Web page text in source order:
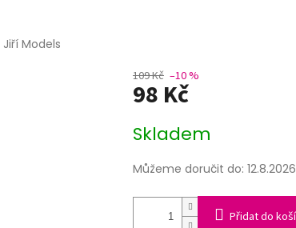
Jiří Models
109 Kč –10 %
98 Kč
cena:
Skladem
Můžeme doručit do: 12.8.2026
Přidat do